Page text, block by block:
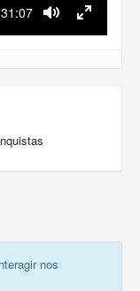
Current
31:07
Mute Fullscreen
nos